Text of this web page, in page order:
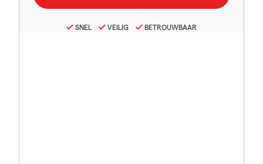
SNEL VEILIG BETROUWBAAR